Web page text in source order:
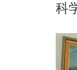
科